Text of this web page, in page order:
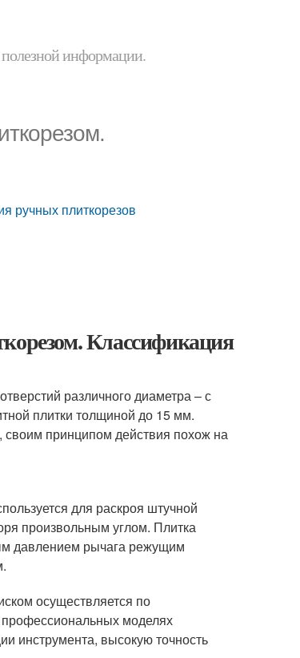
полезной информации.
ручных плиткорезов
Классификация
различного диаметра – с
плитки толщиной до 15 мм.
своим принципом действия похож на
для раскроя штучной
произвольным углом. Плитка
давлением рычага режущим
осуществляется по
моделях
инструмента, высокую точность